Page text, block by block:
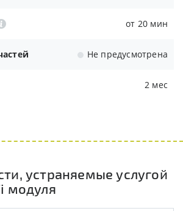
от 20 мин
Не предусмотрена
2 мес
устраняемые услугой
модуля